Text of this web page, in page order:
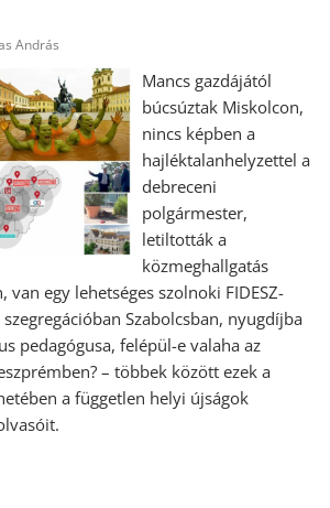
András
Mancs gazdájától
búcsúztak Miskolcon,
nincs képben a
hajléktalanhelyzettel a
debreceni
polgármester,
letiltották a
közmeghallgatás
van egy lehetséges szolnoki FIDESZ-
Szabolcsban, nyugdíjba
pedagógusa, felépül-e valaha az
– többek között ezek a
a független helyi újságok